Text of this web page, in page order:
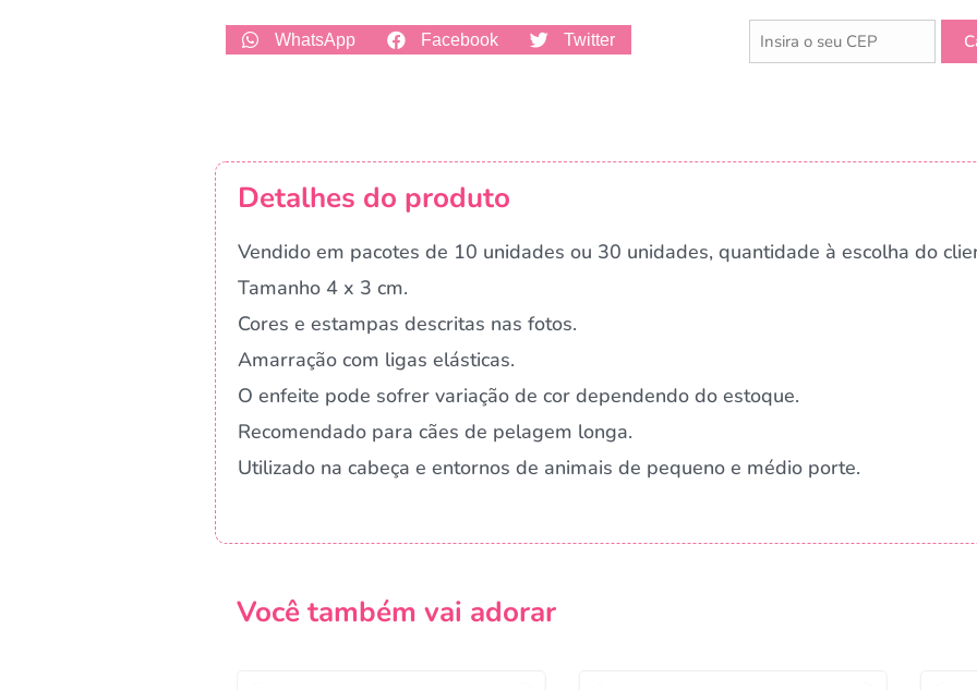
WhatsApp Facebook Twitter
Detalhes do produto
Vendido em pacotes de 10 unidades ou 30 unidades, quantidade à escolha do
Tamanho 4 x 3 cm.
Cores e estampas descritas nas fotos.
Amarração com ligas elásticas.
O enfeite pode sofrer variação de cor dependendo do estoque.
Recomendado para cães de pelagem longa.
Utilizado na cabeça e entornos de animais de pequeno e médio porte.
Você também vai adorarCampanha lançada com sucesso!